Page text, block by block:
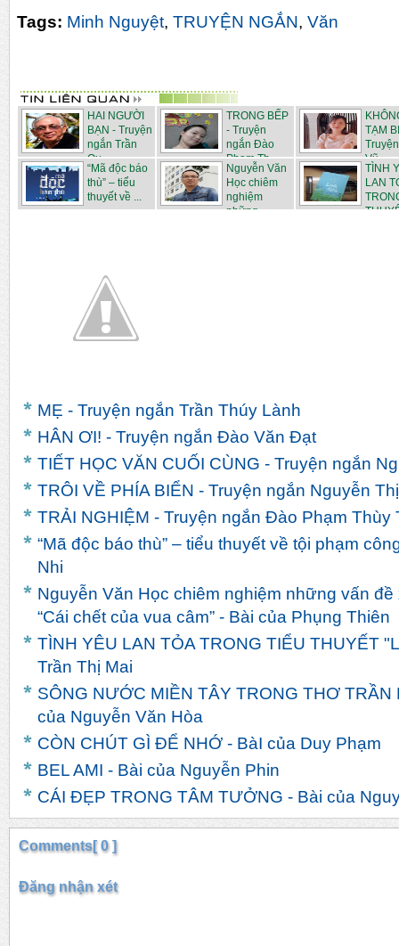
Tags: Minh Nguyệt, TRUYỆN NGẮN, Văn
HAI NGƯỜI
BẠN - Truyện
ngắn Trần
Qu...
TRONG BẾP
- Truyện
ngắn Đào
Phạm Th...
TẠM
Vũ...
“Mã độc báo
thù” – tiểu
thuyết về ...
Nguyễn Văn
Học chiêm
nghiệm
những ...
TÌNH
LAN
MẸ - Truyện ngắn Trần Thúy Lành
HÂN ƠI! - Truyện ngắn Đào Văn Đạt
TIẾT HỌC VĂN CUỐI CÙNG - Truyện ngắn
TRÔI VỀ PHÍA BIỂN - Truyện ngắn Nguyễn
TRẢI NGHIỆM - Truyện ngắn Đào Phạm Thùy
“Mã độc báo thù” – tiểu thuyết về tội phạm
Nhi
Nguyễn Văn Học chiêm nghiệm những vấn
“Cái chết của vua câm” - Bài của Phụng Thiên
TÌNH YÊU LAN TỎA TRONG TIỂU THUYẾT
Trần Thị Mai
SÔNG NƯỚC MIỀN TÂY TRONG THƠ
của Nguyễn Văn Hòa
CÒN CHÚT GÌ ĐỂ NHỚ - BàI của Duy Phạm
BEL AMI - Bài của Nguyễn Phin
CÁI ĐẸP TRONG TÂM TƯỞNG - Bài của
Comments[ 0 ]
Đăng nhận xét